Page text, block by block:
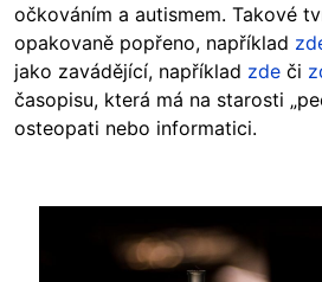
očkováním a autismem. Takové
opakovaně popřeno, například
jako zavádějící, například zde či
časopisu, která má na starosti
osteopati nebo informatici.